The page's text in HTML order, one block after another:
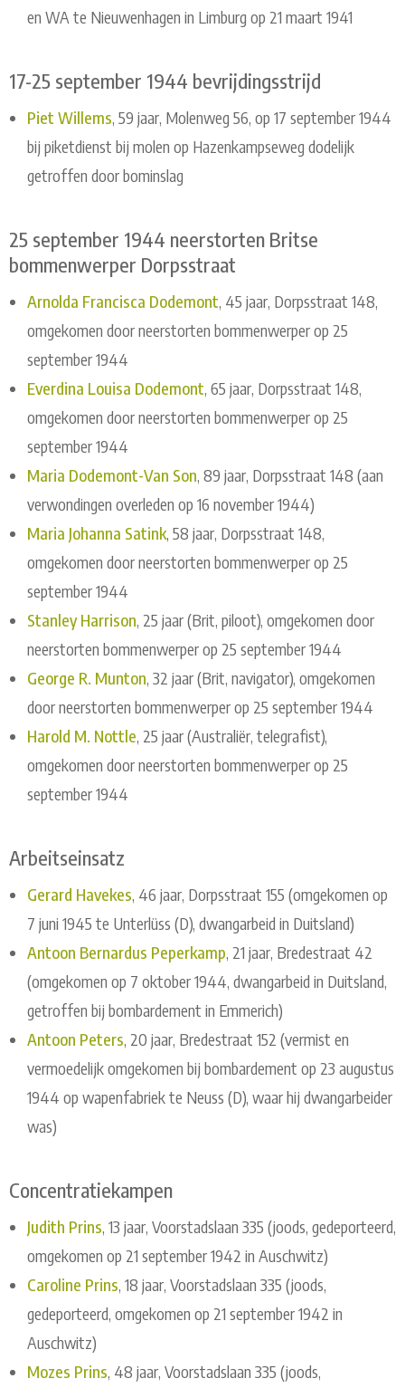
en WA te Nieuwenhagen in Limburg op 21 maart 1941
17-25 september 1944 bevrijdingsstrijd
Piet Willems, 59 jaar, Molenweg 56, op 17 september 1944
bij piketdienst bij molen op Hazenkampseweg dodelijk
getroffen door bominslag
25 september 1944 neerstorten Britse
bommenwerper Dorpsstraat
Arnolda Francisca Dodemont, 45 jaar, Dorpsstraat 148,
omgekomen door neerstorten bommenwerper op 25
september 1944
Everdina Louisa Dodemont, 65 jaar, Dorpsstraat 148,
omgekomen door neerstorten bommenwerper op 25
september 1944
Maria Dodemont-Van Son, 89 jaar, Dorpsstraat 148 (aan
verwondingen overleden op 16 november 1944)
Maria Johanna Satink, 58 jaar, Dorpsstraat 148,
omgekomen door neerstorten bommenwerper op 25
september 1944
Stanley Harrison, 25 jaar (Brit, piloot), omgekomen door
neerstorten bommenwerper op 25 september 1944
George R. Munton, 32 jaar (Brit, navigator), omgekomen
door neerstorten bommenwerper op 25 september 1944
Harold M. Nottle, 25 jaar (Australiër, telegrafist),
omgekomen door neerstorten bommenwerper op 25
september 1944
Arbeitseinsatz
Gerard Havekes, 46 jaar, Dorpsstraat 155 (omgekomen op
7 juni 1945 te Unterlüss (D), dwangarbeid in Duitsland)
Antoon Bernardus Peperkamp, 21 jaar, Bredestraat 42
(omgekomen op 7 oktober 1944, dwangarbeid in Duitsland,
getroffen bij bombardement in Emmerich)
Antoon Peters, 20 jaar, Bredestraat 152 (vermist en
vermoedelijk omgekomen bij bombardement op 23 augustus
1944 op wapenfabriek te Neuss (D), waar hij dwangarbeider
was)
Concentratiekampen
Judith Prins, 13 jaar, Voorstadslaan 335 (joods, gedeporteerd,
omgekomen op 21 september 1942 in Auschwitz)
Caroline Prins, 18 jaar, Voorstadslaan 335 (joods,
gedeporteerd, omgekomen op 21 september 1942 in
Auschwitz)
Mozes Prins, 48 jaar, Voorstadslaan 335 (joods,